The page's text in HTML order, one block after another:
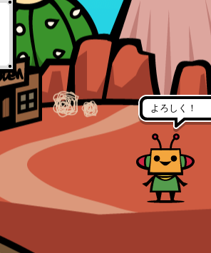
よろしく！